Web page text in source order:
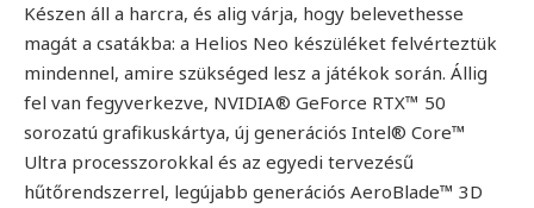
Készen áll a harcra, és alig várja, hogy belevethesse
magát a csatákba: a Helios Neo készüléket felvérteztük
mindennel, amire szükséged lesz a játékok során. Állig
fel van fegyverkezve, NVIDIA® GeForce RTX™ 50
sorozatú grafikuskártya, új generációs Intel® Core™
Ultra processzorokkal és az egyedi tervezésű
hűtőrendszerrel, legújabb generációs AeroBlade™ 3D